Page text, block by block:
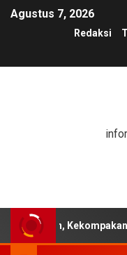
Agustus 7, 2026
Redaksi
Kekompakan,